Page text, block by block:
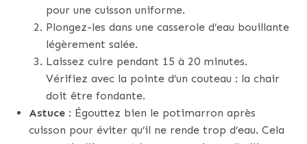
pour une cuisson uniforme.
Plongez-les dans une casserole d’eau bouillante
légèrement salée.
Laissez cuire pendant 15 à 20 minutes.
Vérifiez avec la pointe d’un couteau : la chair
doit être fondante.
Astuce : Égouttez bien le potimarron après
cuisson pour éviter qu’il ne rende trop d’eau. Cela